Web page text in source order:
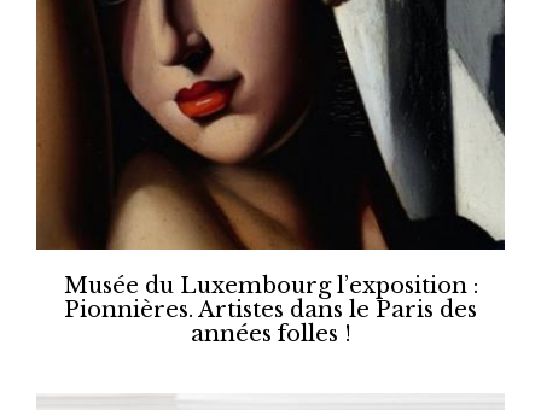
Musée du Luxembourg l’exposition :
Pionnières. Artistes dans le Paris des
années folles !